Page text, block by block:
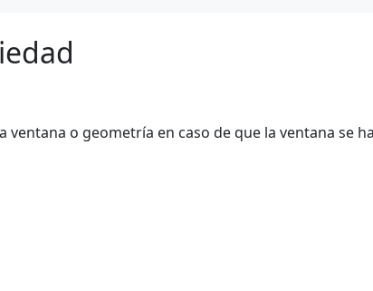
ventana o geometría en caso de que la ventana se